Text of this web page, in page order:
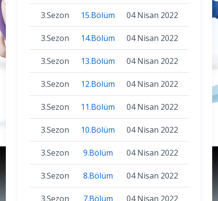
3.Sezon 15.Bölüm 04 Nisan 2022
3.Sezon 14.Bölüm 04 Nisan 2022
3.Sezon 13.Bölüm 04 Nisan 2022
3.Sezon 12.Bölüm 04 Nisan 2022
3.Sezon 11.Bölüm 04 Nisan 2022
3.Sezon 10.Bölüm 04 Nisan 2022
3.Sezon 9.Bölüm 04 Nisan 2022
3.Sezon 8.Bölüm 04 Nisan 2022
3.Sezon 7.Bölüm 04 Nisan 2022